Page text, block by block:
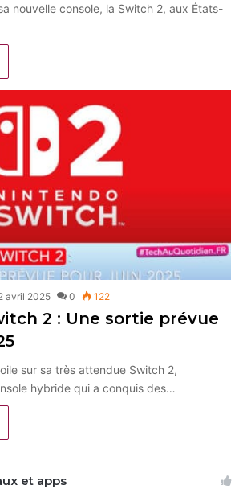
nouvelle console, la Switch 2, aux États-
avril 2025 0 122
2 : Une sortie prévue
sur sa très attendue Switch 2,
hybride qui a conquis des…
et apps